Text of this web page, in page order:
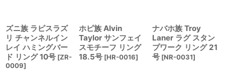
ズニ族 ラピスラズ
リ チャンネルイン
レイ ハミングバー
ド リング 10号 [ZR-
0009]
ホピ族 Alvin
Taylor サンフェイ
スモチーフ リング
18.5号 [HR-0016]
ナバホ族 Troy
Laner ラグ スタン
プワーク リング 21
号 [NR-0031]